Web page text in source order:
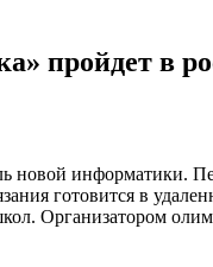
пройдет в
информатики.
готовится в
Организатором